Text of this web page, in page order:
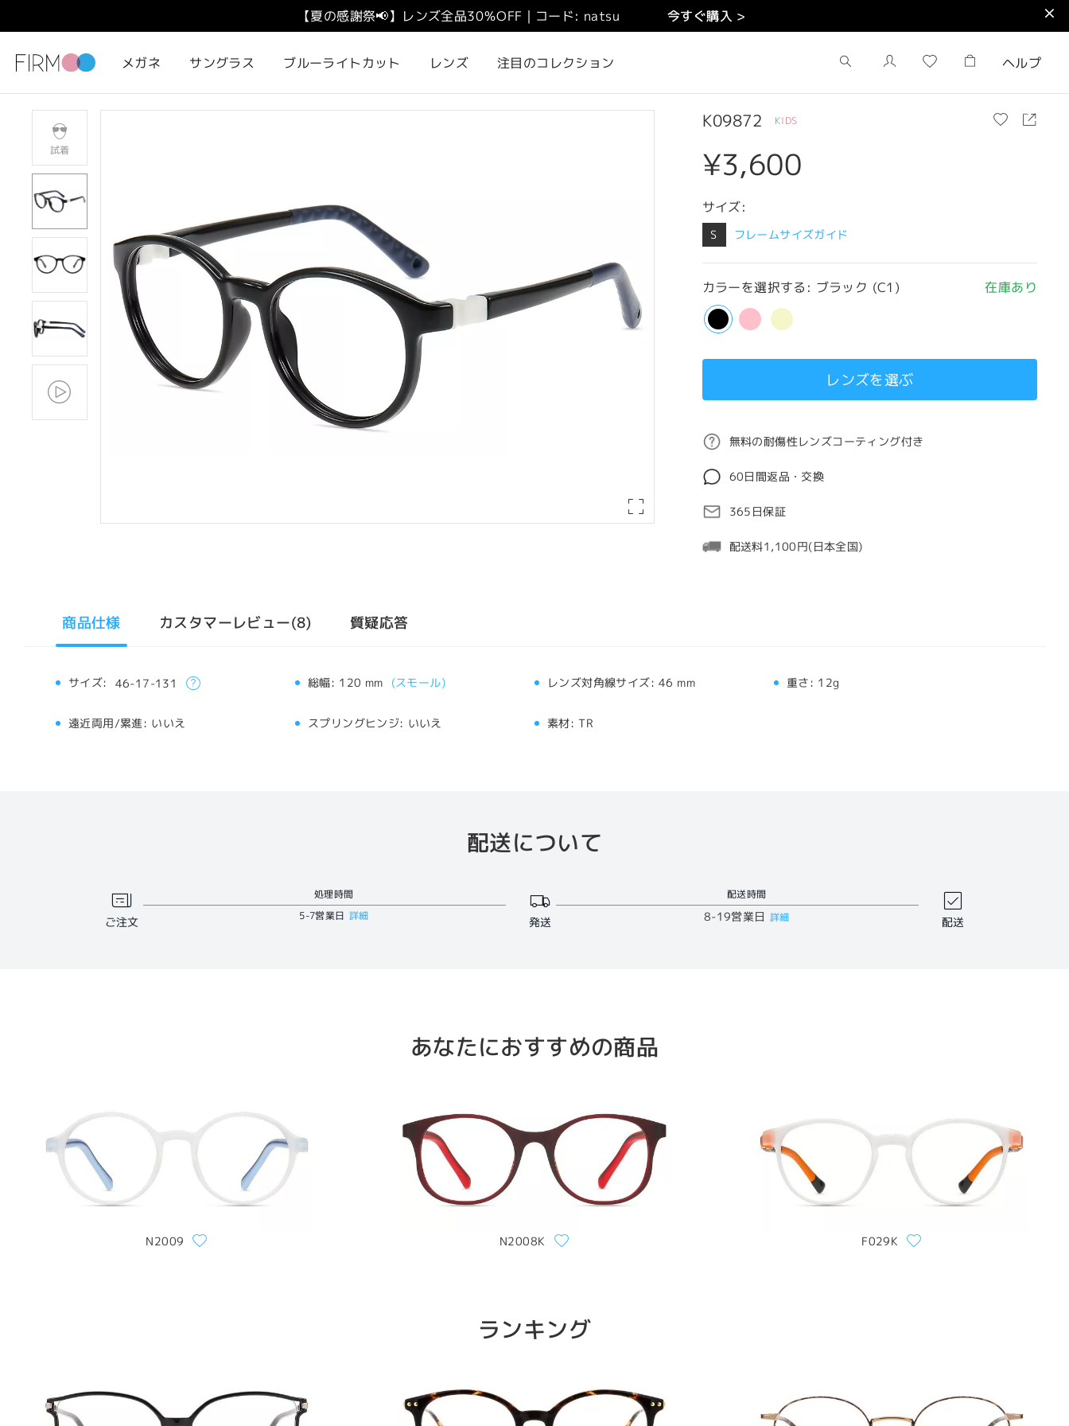
【夏の感謝祭📢】 レンズ全品30％OFF｜コード: natsu 今すぐ購入 >
メガネ サングラス ブルーライトカット レンズ 注目のコレクション ヘルプ
試着
K09872 KIDS
¥3,600
サイズ:
S フレームサイズガイド
カラーを選択する: ブラック (C1) 在庫あり
レンズを選ぶ
無料の耐傷性レンズコーティング付き
60日間返品・交換
365日保証
配送料1,100円(日本全国)
商品仕様 カスタマーレビュー(8) 質疑応答
サイズ: 46-17-131 総幅: 120 mm (スモール) レンズ対角線サイズ: 46 mm 重さ: 12g
遠近両用/累進: いいえ スプリングヒンジ: いいえ 素材: TR
配送について
ご注文
処理時間
5-7営業日 詳細 発送
配送時間
8-19営業日 詳細 配送
あなたにおすすめの商品
N2009 N2008K F029K
ランキング